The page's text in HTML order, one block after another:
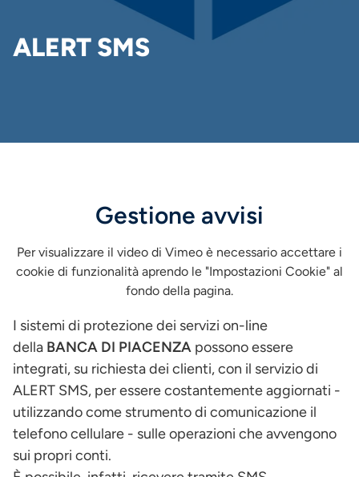
PANE
ALERT SMS
Gestione avvisi
Per visualizzare il video di Vimeo è necessario accettare i
cookie di funzionalità aprendo le "Impostazioni Cookie" al
fondo della pagina.
I sistemi di protezione dei servizi on-line
della BANCA DI PIACENZA possono essere
integrati, su richiesta dei clienti, con il servizio di
ALERT SMS, per essere costantemente aggiornati -
utilizzando come strumento di comunicazione il
telefono cellulare - sulle operazioni che avvengono
sui propri conti.